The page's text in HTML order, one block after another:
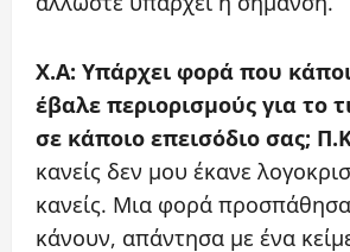
X.A: Υπάρχει φορά που
έβαλε περιορισμούς για το
σε κάποιο επεισόδιο σας;
κανείς δεν μου έκανε
κανείς. Μια φορά
κάνουν, απάντησα με ένα